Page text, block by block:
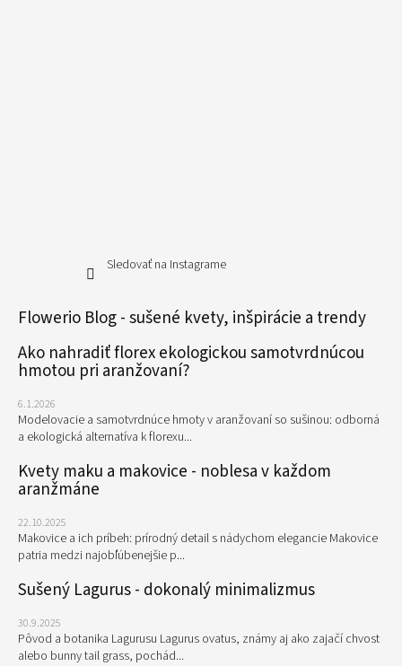
Sledovať na Instagrame
Flowerio Blog - sušené kvety, inšpirácie a trendy
Ako nahradiť florex ekologickou samotvrdnúcou
hmotou pri aranžovaní?
6.1.2026
Modelovacie a samotvrdnúce hmoty v aranžovaní so sušinou: odborná
a ekologická alternatíva k florexu...
Kvety maku a makovice - noblesa v každom
aranžmáne
22.10.2025
Makovice a ich príbeh: prírodný detail s nádychom elegancie Makovice
patria medzi najobľúbenejšie p...
Sušený Lagurus - dokonalý minimalizmus
30.9.2025
Pôvod a botanika Lagurusu Lagurus ovatus, známy aj ako zajačí chvost
alebo bunny tail grass, pochád...